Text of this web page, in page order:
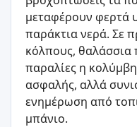
μεταφέρουν φερτά
παράκτια νερά. Σε
κόλπους, θαλάσσια
παραλίες η
ασφαλής, αλλά
ενημέρωση από
μπάνιο.